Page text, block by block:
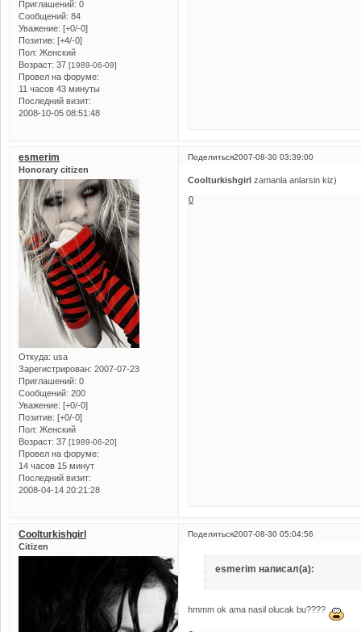
Приглашений: 0
Сообщений: 84
Уважение: [+0/-0]
Позитив: [+4/-0]
Пол: Женский
Возраст: 37 [1989-06-09]
Провел на форуме:
11 часов 43 минуты
Последний визит:
2008-10-05 08:51:48
Поделиться2007-08-30 03:39:00
esmerim
Honorary citizen
Откуда: usa
Зарегистрирован: 2007-07-23
Приглашений: 0
Сообщений: 200
Уважение: [+0/-0]
Позитив: [+0/-0]
Пол: Женский
Возраст: 37 [1989-06-20]
Провел на форуме:
14 часов 15 минут
Последний визит:
2008-04-14 20:21:28
Coolturkishgirl zamanla anlarsin kiz)
0
Поделиться2007-08-30 05:04:56
Coolturkishgirl
Citizen
esmerim написал(а):
hmmm ok ama nasil olucak bu????